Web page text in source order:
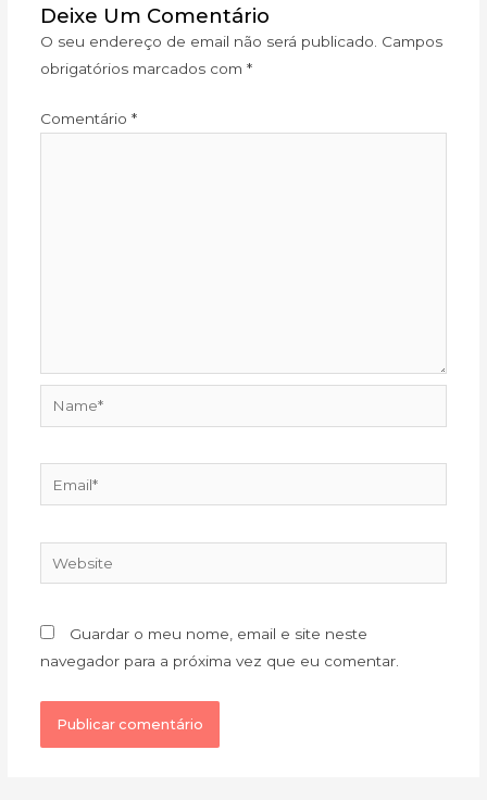
Deixe Um Comentário
O seu endereço de email não será publicado. Campos
obrigatórios marcados com *
Comentário *
Website
Guardar o meu nome, email e site neste
navegador para a próxima vez que eu comentar.